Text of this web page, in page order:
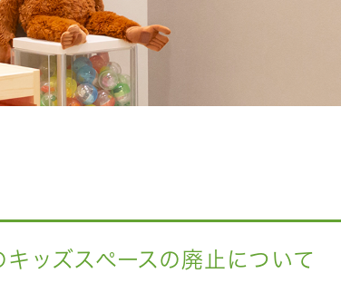
ッズスペースの廃止について